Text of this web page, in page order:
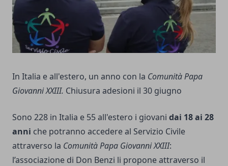
In Italia e all'estero, un anno con la Comunità Papa
Giovanni XXIII. Chiusura adesioni il 30 giugno
Sono 228 in Italia e 55 all'estero i giovani dai 18 ai 28
anni che potranno accedere al Servizio Civile
attraverso la Comunità Papa Giovanni XXIII:
l’associazione di Don Benzi li propone attraverso il